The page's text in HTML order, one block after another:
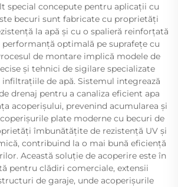
special concepute pentru aplicații cu
becuri sunt fabricate cu proprietăți
la apă și cu o spalieră reinforțată
performanță optimală pe suprafețe cu
de montare implică modele de
și tehnici de sigilare specializate
de apă. Sistemul integrează
drenaj pentru a canaliza eficient apa
acoperișului, prevenind acumularea și
plate moderne cu becuri de
îmbunătățite de rezistență UV și
contribuind la o mai bună eficiență
Această soluție de acoperire este în
pentru clădiri comerciale, extensii
de garaje, unde acoperișurile